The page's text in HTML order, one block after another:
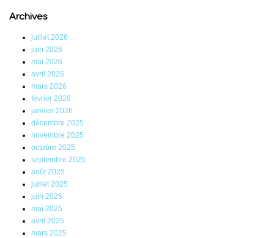
Archives
juillet 2026
juin 2026
mai 2026
avril 2026
mars 2026
février 2026
janvier 2026
décembre 2025
novembre 2025
octobre 2025
septembre 2025
août 2025
juillet 2025
juin 2025
mai 2025
avril 2025
mars 2025